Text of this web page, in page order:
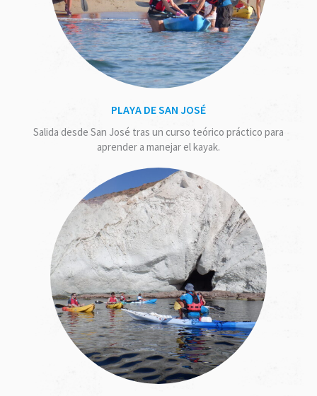
PLAYA DE SAN JOSÉ
Salida desde San José tras un curso teórico práctico para
aprender a manejar el kayak.